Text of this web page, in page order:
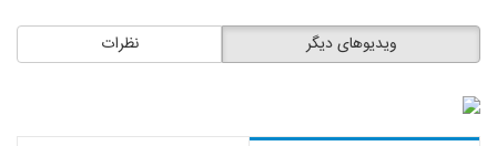
نظرات ویدیوهای دیگر